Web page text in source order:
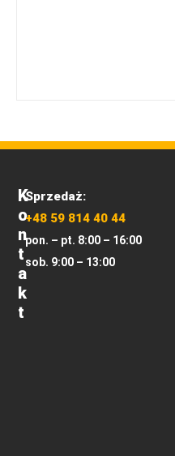
K
O
N
T
A
K
T
Sprzedaż:
+48 59 814 40 44
pon. – pt. 8:00 – 16:00
sob. 9:00 – 13:00